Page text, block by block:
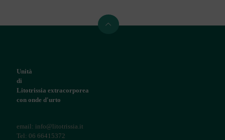
Unità
di
Litotrissia extracorporea
con onde d'urto
email: info@litotrissia.it
Tel: 06 66415372